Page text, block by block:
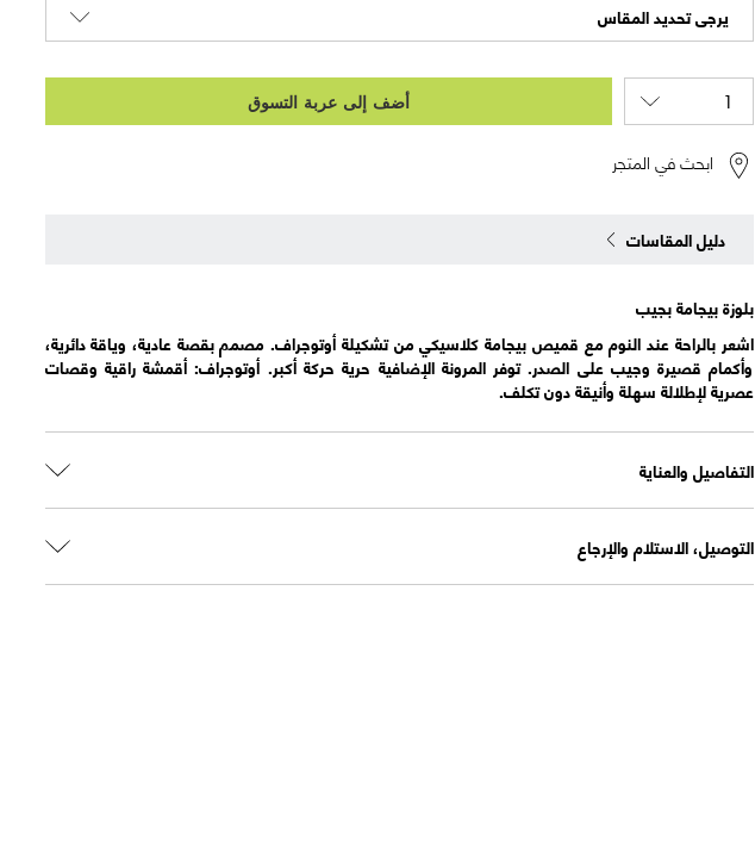
يرجى تحديد المقاس
أضف إلى عربة التسوق
ابحث في المتجر
دليل المقاسات
بلوزة بيجامة بجيب
اشعر بالراحة عند النوم مع قميص بيجامة كلاسيكي من تشكيلة أوتوجراف. مصمم بقصة عادية، وياقة دائرية،
وأكمام قصيرة وجيب على الصدر. توفر المرونة الإضافية حرية حركة أكبر. أوتوجراف: أقمشة راقية وقصات
عصرية لإطلالة سهلة وأنيقة دون تكلف.
التفاصيل والعناية
التوصيل، الاستلام والإرجاع